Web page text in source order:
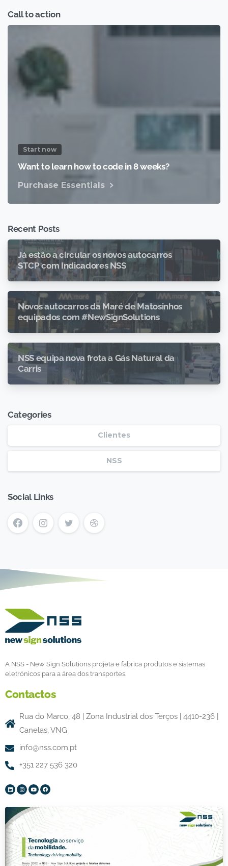
Call to action
Start now
Want to learn how to code in 8 weeks?
Purchase Essentials
Recent Posts
Já estão a circular os novos autocarros
STCP com Indicadores NSS
Novos autocarros da Maré de Matosinhos
equipados com #NewSignSolutions
NSS equipa nova frota a Gás Natural da
Carris
Categories
Clientes
NSS
Social Links
A NSS - New Sign Solutions projeta e fabrica produtos e sistemas
eletrónicos para a área dos transportes.
Contactos
Rua do Marco, 48 | Zona Industrial dos Terços | 4410-236 |
Canelas, VNG
info@nss.com.pt
+351 227 536 320